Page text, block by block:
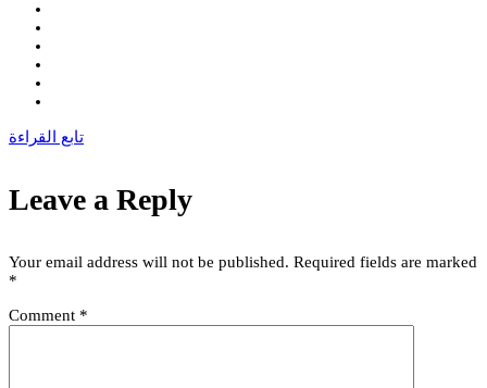
تابع القراءة
Leave a Reply
Your email address will not be published. Required fields are marked
*
Comment *